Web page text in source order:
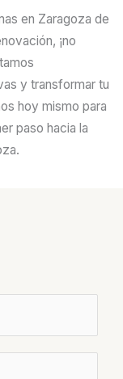
en Zaragoza de
¡no
y transformar tu
hoy mismo para
paso hacia la